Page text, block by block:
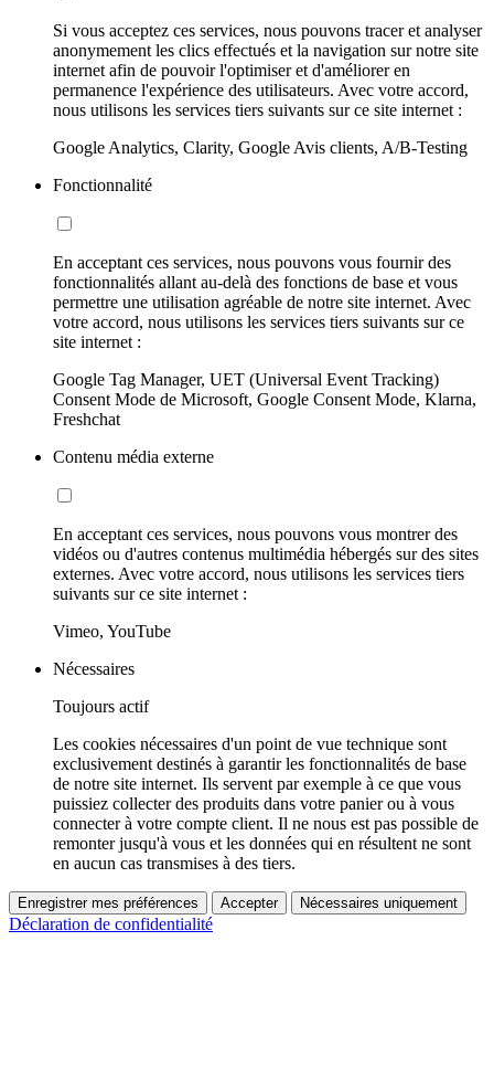
Si vous acceptez ces services, nous pouvons tracer et analyser
anonymement les clics effectués et la navigation sur notre site
internet afin de pouvoir l'optimiser et d'améliorer en
permanence l'expérience des utilisateurs. Avec votre accord,
nous utilisons les services tiers suivants sur ce site internet :
Google Analytics, Clarity, Google Avis clients, A/B-Testing
Fonctionnalité
En acceptant ces services, nous pouvons vous fournir des
fonctionnalités allant au-delà des fonctions de base et vous
permettre une utilisation agréable de notre site internet. Avec
votre accord, nous utilisons les services tiers suivants sur ce
site internet :
Google Tag Manager, UET (Universal Event Tracking)
Consent Mode de Microsoft, Google Consent Mode, Klarna,
Freshchat
Contenu média externe
En acceptant ces services, nous pouvons vous montrer des
vidéos ou d'autres contenus multimédia hébergés sur des sites
externes. Avec votre accord, nous utilisons les services tiers
suivants sur ce site internet :
Vimeo, YouTube
Nécessaires
Toujours actif
Les cookies nécessaires d'un point de vue technique sont
exclusivement destinés à garantir les fonctionnalités de base
de notre site internet. Ils servent par exemple à ce que vous
puissiez collecter des produits dans votre panier ou à vous
connecter à votre compte client. Il ne nous est pas possible de
remonter jusqu'à vous et les données qui en résultent ne sont
en aucun cas transmises à des tiers.
Enregistrer mes préférences Accepter Nécessaires uniquement
Déclaration de confidentialité